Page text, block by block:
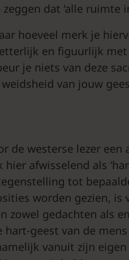
dat ‘alle ruimte
hoeveel merk je
en figuurlijk met
je niets van deze
van jouw
de westerse lezer
hier afwisselend als
tot
worden gezien,
zowel gedachten als
hart-geest van de
vanuit zijn